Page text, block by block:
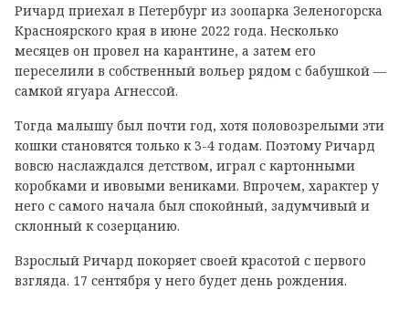
Ричард приехал в Петербург из зоопарка Зеленогорска
Красноярского края в июне 2022 года. Несколько
месяцев он провел на карантине, а затем его
переселили в собственный вольер рядом с бабушкой —
самкой ягуара Агнессой.
Тогда малышу был почти год, хотя половозрелыми эти
кошки становятся только к 3-4 годам. Поэтому Ричард
вовсю наслаждался детством, играл с картонными
коробками и ивовыми вениками. Впрочем, характер у
него с самого начала был спокойный, задумчивый и
склонный к созерцанию.
Взрослый Ричард покоряет своей красотой с первого
взгляда. 17 сентября у него будет день рождения.